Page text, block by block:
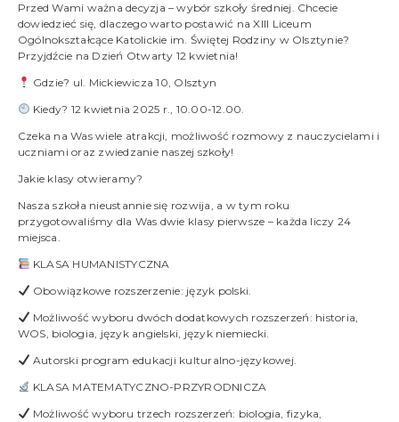
Przed Wami ważna decyzja – wybór szkoły średniej. Chcecie
dowiedzieć się, dlaczego warto postawić na XIII Liceum
Ogólnokształcące Katolickie im. Świętej Rodziny w Olsztynie?
Przyjdźcie na Dzień Otwarty 12 kwietnia!
Gdzie? ul. Mickiewicza 10, Olsztyn
Kiedy? 12 kwietnia 2025 r., 10.00-12.00.
Czeka na Was wiele atrakcji, możliwość rozmowy z nauczycielami i
uczniami oraz zwiedzanie naszej szkoły!
Jakie klasy otwieramy?
Nasza szkoła nieustannie się rozwija, a w tym roku
przygotowaliśmy dla Was dwie klasy pierwsze – każda liczy 24
miejsca.
KLASA HUMANISTYCZNA
Obowiązkowe rozszerzenie: język polski.
Możliwość wyboru dwóch dodatkowych rozszerzeń: historia,
WOS, biologia, język angielski, język niemiecki.
Autorski program edukacji kulturalno-językowej.
KLASA MATEMATYCZNO-PRZYRODNICZA
Możliwość wyboru trzech rozszerzeń: biologia, fizyka,